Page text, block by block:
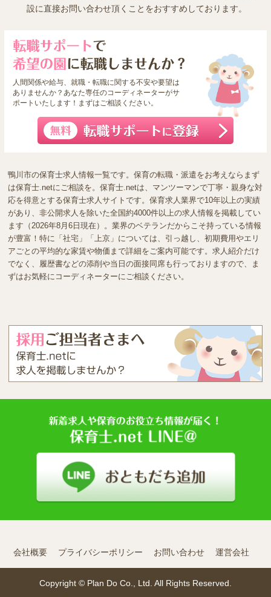
設に直接お問い合わせ頂くことをおすすめしております。
人間関係や給与、就職・転職に関する不安や要望は
ありませんか？あなた専任のコーディネーターがサ
ポートいたします！まずはご相談ください。
鴨川市の保育士求人情報一覧です。保育の転職・派遣をお考えならまず
は保育士.netにご相談を。保育士.netは、マンツーマンで丁寧・親身な対
応を得意とする保育士求人サイトです。保育求人業界で10年以上の実績
があり、非公開求人を除いた全国約4000件以上の求人情報を掲載してい
ます（2026年8月6日現在）。業界のベテランだからこそ持っている情報
が豊富！特に「社宅」「上京」については、引っ越し、初期費用やエリ
アごとの平均的な家賃や物価まで詳細をご案内可能です。求人紹介だけ
でなく、履歴書などの添削や当日の面接同席も行っておりますので、ま
ずはお気軽にコーディネーターにご相談ください。
会社概要 プライバシーポリシー お問い合わせ 運営会社
Copyright © Plan Do Co., Ltd. All Rights Reserved.